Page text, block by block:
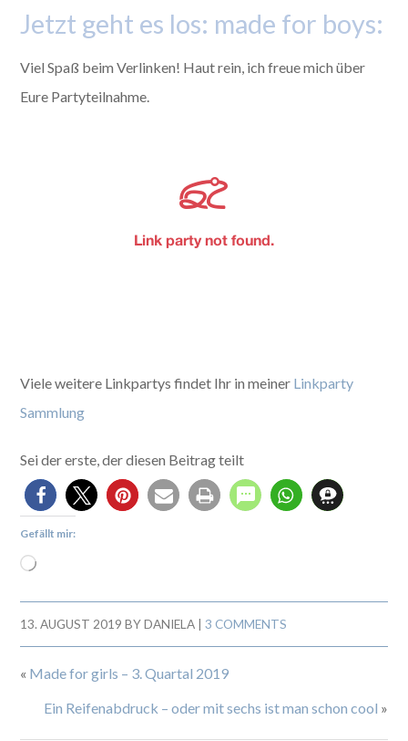
Jetzt geht es los: made for boys:
Viel Spaß beim Verlinken! Haut rein, ich freue mich über
Eure Partyteilnahme.
Viele weitere Linkpartys findet Ihr in meiner Linkparty
Sammlung
Sei der erste, der diesen Beitrag teilt
Gefällt mir:
13. AUGUST 2019 BYDANIELA |3 COMMENTS
« Made for girls – 3. Quartal 2019
Ein Reifenabdruck – oder mit sechs ist man schon cool »